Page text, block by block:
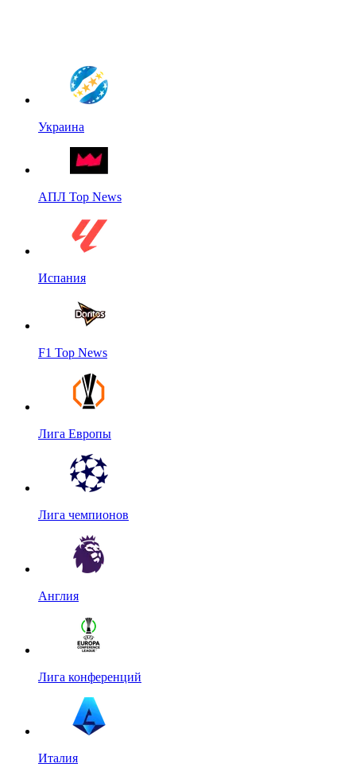
Украина
АПЛ Top News
Испания
F1 Top News
Лига Европы
Лига чемпионов
Англия
Лига конференций
Италия